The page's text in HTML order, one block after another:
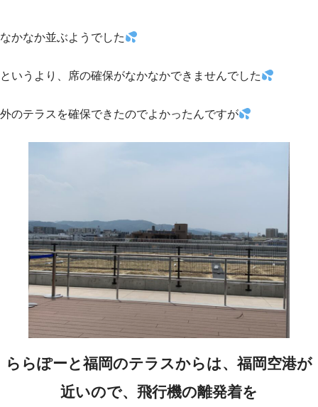
なかなか並ぶようでした
というより、席の確保がなかなかできませんでした
外のテラスを確保できたのでよかったんですが
ららぽーと福岡のテラスからは、福岡空港が
近いので、飛行機の離発着を